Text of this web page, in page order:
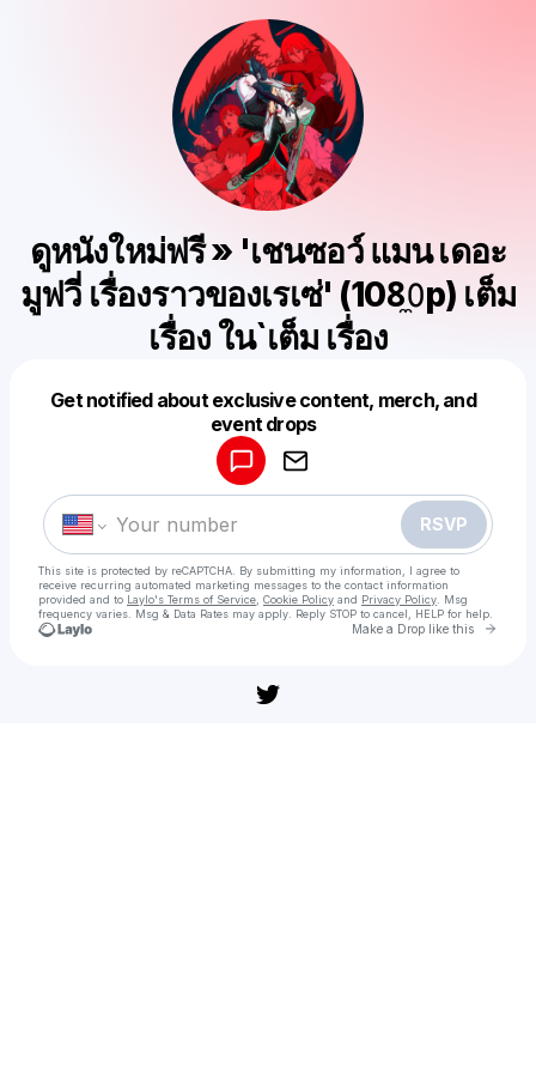
ดูหนังใหม่ฟรี » 'เชนซอว์ แมน เดอะ
มูฟวี่ เรื่องราวของเรเซ่' (108̼𝟶p) เต็ม
เรื่อง ใน`เต็ม เรื่อง
Get notified about exclusive content, merch, and
event drops
RSVP
This site is protected by reCAPTCHA. By submitting my information, I agree to
receive recurring automated marketing messages to the contact information
provided and to Laylo's Terms of Service Cookie Policy and Privacy Policy . Msg
frequency varies. Msg & Data Rates may apply. Reply STOP to cancel, HELP for help.
Make a Drop like this Go
Make a drop like this